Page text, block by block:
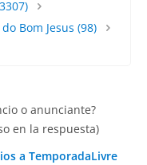
Bom Jesus (98)
o anunciante?
en la respuesta)
a TemporadaLivre